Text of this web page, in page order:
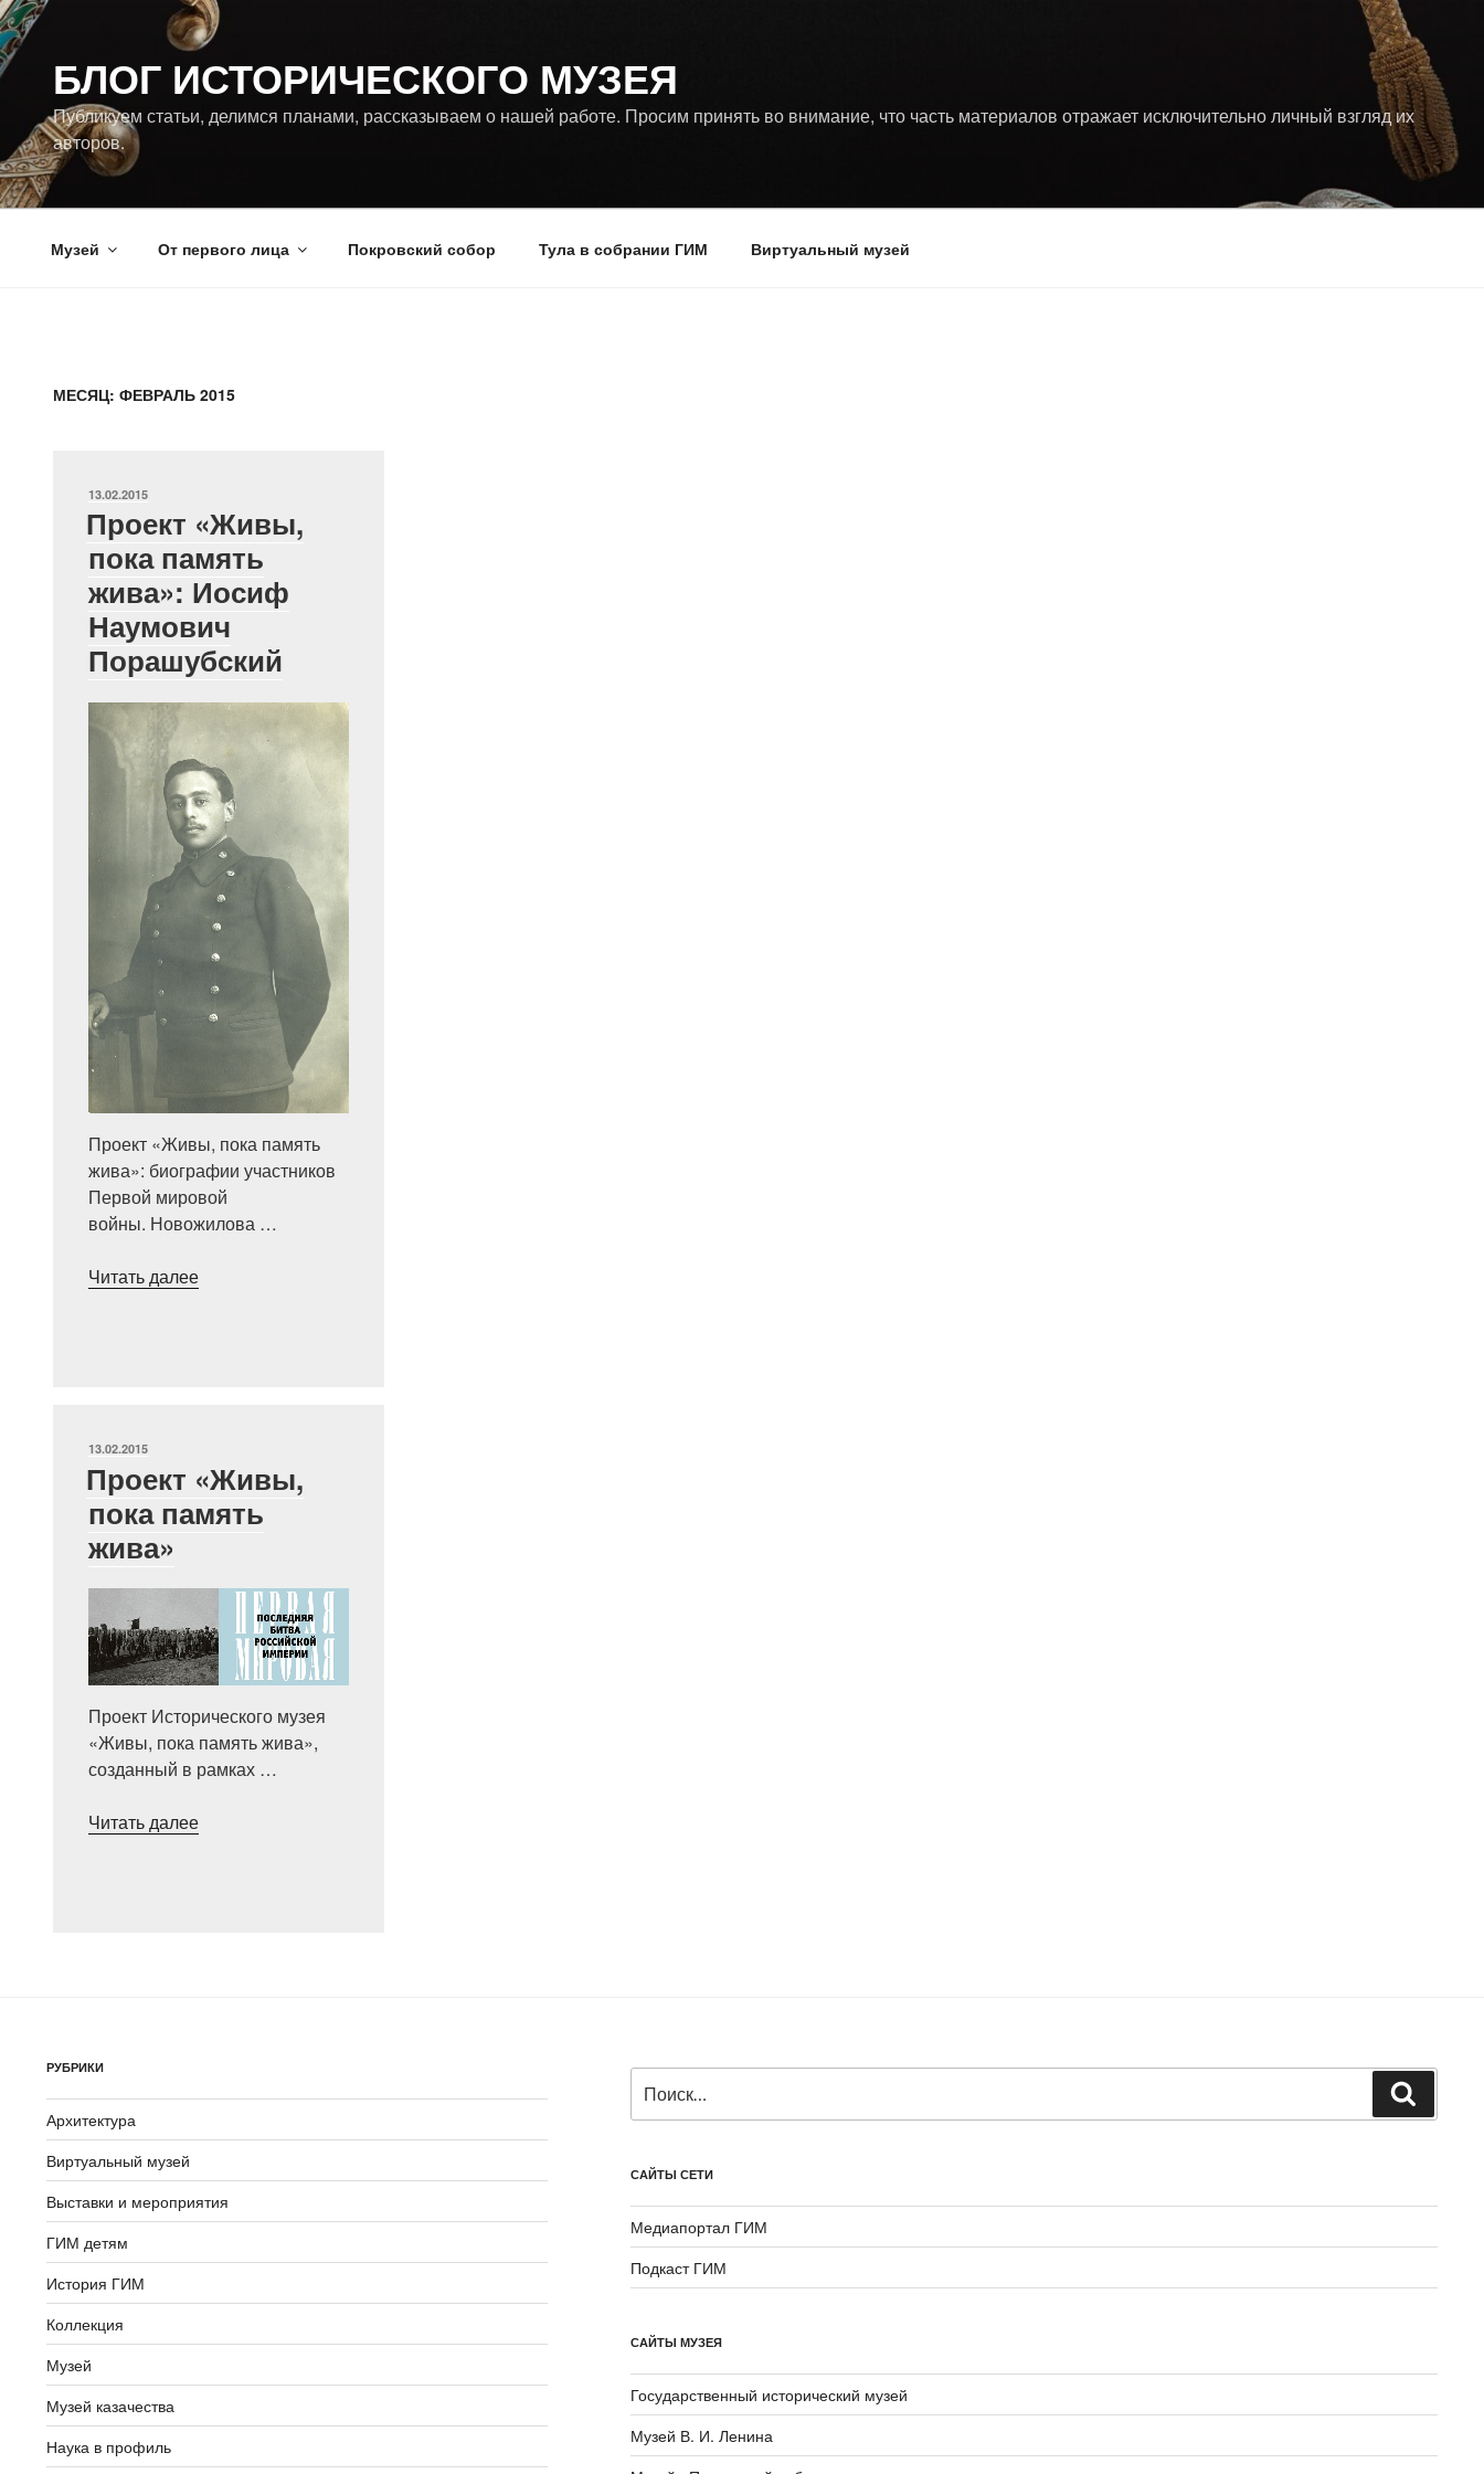
Перейти
к
содержимомуБЛОГ ИСТОРИЧЕСКОГО МУЗЕЯ
Публикуем статьи, делимся планами, рассказываем о нашей работе. Просим принять во внимание, что часть материалов отражает исключительно личный взгляд их
авторов.
Музей От первого лица Покровский собор Тула в собрании ГИМ Виртуальный музей
МЕСЯЦ: ФЕВРАЛЬ 2015
ОПУБЛИКОВАНО
13.02.2015
Проект «Живы,
пока память
жива»: Иосиф
Наумович
Порашубский
Проект «Живы, пока память
жива»: биографии участников
Первой мировой
войны. Новожилова …
Читать далее«Проект
ОПУБЛИКОВАНО
13.02.2015
Проект «Живы,
пока память
жива»
Проект Исторического музея
«Живы, пока память жива»,
созданный в рамках …
Читать далее«Проект
РУБРИКИ
Архитектура
Виртуальный музей
Выставки и мероприятия
ГИМ детям
История ГИМ
Коллекция
Музей
Музей казачества
Наука в профиль
САЙТЫ СЕТИ
Медиапортал ГИМ
Подкаст ГИМ
САЙТЫ МУЗЕЯ
Государственный исторический музей
Музей В. И. Ленина